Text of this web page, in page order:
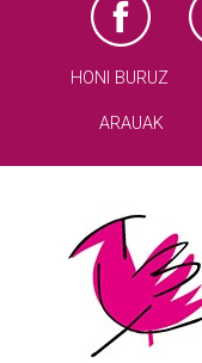
HONI BURUZ
ARAUAK